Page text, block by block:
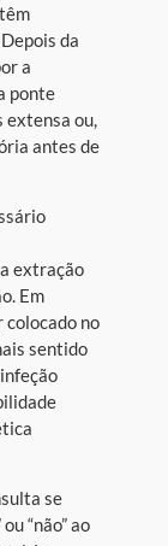
da
a
ponte
extensa ou,
antes de
extração
Em
colocado no
sentido
se
“não” ao